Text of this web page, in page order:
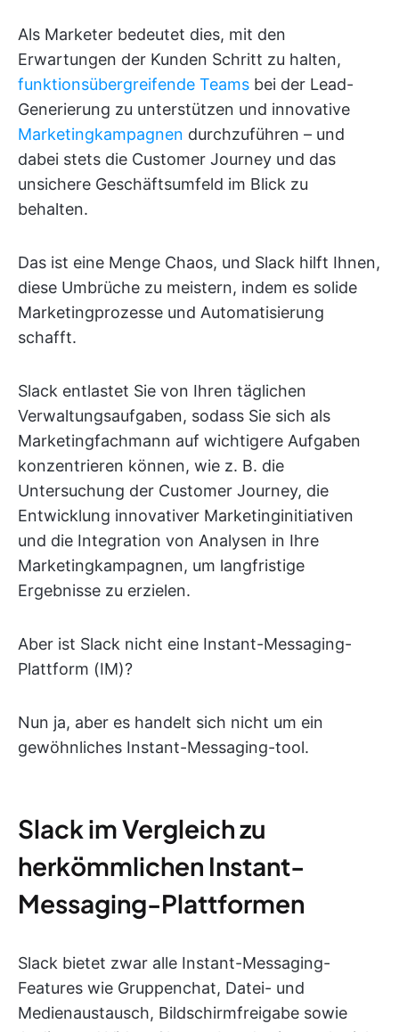
Als Marketer bedeutet dies, mit den
Erwartungen der Kunden Schritt zu halten,
funktionsübergreifende Teams bei der Lead-
Generierung zu unterstützen und innovative
Marketingkampagnen durchzuführen – und
dabei stets die Customer Journey und das
unsichere Geschäftsumfeld im Blick zu
behalten.
Das ist eine Menge Chaos, und Slack hilft Ihnen,
diese Umbrüche zu meistern, indem es solide
Marketingprozesse und Automatisierung
schafft.
Slack entlastet Sie von Ihren täglichen
Verwaltungsaufgaben, sodass Sie sich als
Marketingfachmann auf wichtigere Aufgaben
konzentrieren können, wie z. B. die
Untersuchung der Customer Journey, die
Entwicklung innovativer Marketinginitiativen
und die Integration von Analysen in Ihre
Marketingkampagnen, um langfristige
Ergebnisse zu erzielen.
Aber ist Slack nicht eine Instant-Messaging-
Plattform (IM)?
Nun ja, aber es handelt sich nicht um ein
gewöhnliches Instant-Messaging-tool.
Slack im Vergleich zu
herkömmlichen Instant-
Messaging-Plattformen
Slack bietet zwar alle Instant-Messaging-
Features wie Gruppenchat, Datei- und
Medienaustausch, Bildschirmfreigabe sowie